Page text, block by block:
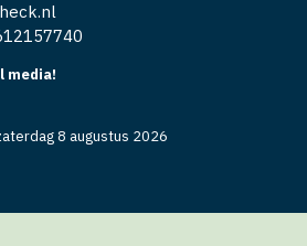
media!
8 augustus 2026